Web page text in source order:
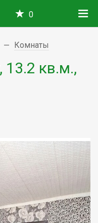
0
Комнаты
кв.м.,